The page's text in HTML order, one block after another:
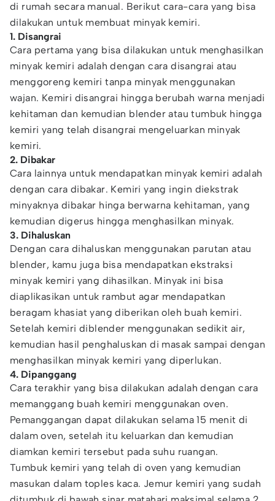
di rumah secara manual. Berikut cara-cara yang bisa
dilakukan untuk membuat minyak kemiri.
1. Disangrai
Cara pertama yang bisa dilakukan untuk menghasilkan
minyak kemiri adalah dengan cara disangrai atau
menggoreng kemiri tanpa minyak menggunakan
wajan. Kemiri disangrai hingga berubah warna menjadi
kehitaman dan kemudian blender atau tumbuk hingga
kemiri yang telah disangrai mengeluarkan minyak
kemiri.
2. Dibakar
Cara lainnya untuk mendapatkan minyak kemiri adalah
dengan cara dibakar. Kemiri yang ingin diekstrak
minyaknya dibakar hinga berwarna kehitaman, yang
kemudian digerus hingga menghasilkan minyak.
3. Dihaluskan
Dengan cara dihaluskan menggunakan parutan atau
blender, kamu juga bisa mendapatkan ekstraksi
minyak kemiri yang dihasilkan. Minyak ini bisa
diaplikasikan untuk rambut agar mendapatkan
beragam khasiat yang diberikan oleh buah kemiri.
Setelah kemiri diblender menggunakan sedikit air,
kemudian hasil penghaluskan di masak sampai dengan
menghasilkan minyak kemiri yang diperlukan.
4. Dipanggang
Cara terakhir yang bisa dilakukan adalah dengan cara
memanggang buah kemiri menggunakan oven.
Pemanggangan dapat dilakukan selama 15 menit di
dalam oven, setelah itu keluarkan dan kemudian
diamkan kemiri tersebut pada suhu ruangan.
Tumbuk kemiri yang telah di oven yang kemudian
masukan dalam toples kaca. Jemur kemiri yang sudah